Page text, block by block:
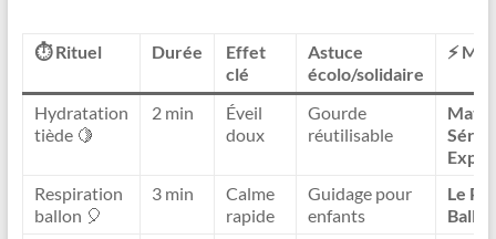
⏱️ Rituel Durée
Effet
clé
Astuce
écolo/solidaire
⚡
Hydratation
tiède 🍋
2 min
Éveil
doux
Gourde
réutilisable
Matin
Respiration
ballon 🎈
3 min
Calme
rapide
Guidage pour
enfants
Le